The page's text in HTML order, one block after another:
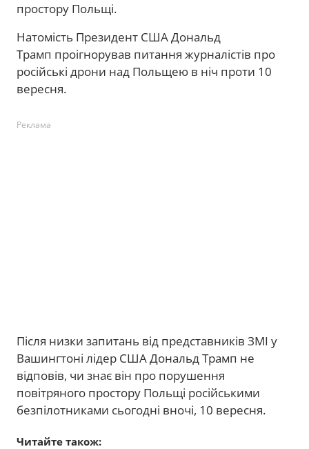
простору Польщі.
Натомість Президент США Дональд
Трамп проігнорував питання журналістів про
російські дрони над Польщею в ніч проти 10
вересня.
Реклама
Після низки запитань від представників ЗМІ у
Вашингтоні лідер США Дональд Трамп не
відповів, чи знає він про порушення
повітряного простору Польщі російськими
безпілотниками сьогодні вночі, 10 вересня.
Читайте також: